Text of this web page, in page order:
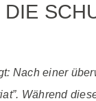
Nach einer
Während